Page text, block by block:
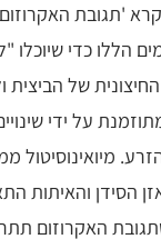
'תגובת
הללו כדי שיוכלו
של הביצית
על ידי
מיואינוסיטול
הסידן והאיתות
האקרוזום